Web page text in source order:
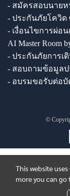
- สมัครสอบนาย
- ประกันภัยโควิด
- เงื่อนไขการผ่อ
AI Master Room
- ประกันภัยการเ
- สอบถามข้อมูลป
- อบรมขอรับต่อ
©
This website
more you can go